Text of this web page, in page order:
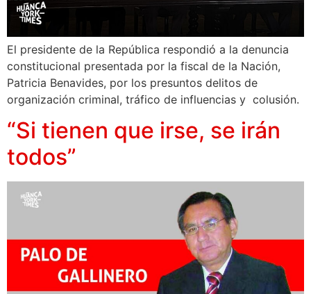
El presidente de la República respondió a la denuncia
constitucional presentada por la fiscal de la Nación,
Patricia Benavides, por los presuntos delitos de
organización criminal, tráfico de influencias y colusión.
“Si tienen que irse, se irán
todos”